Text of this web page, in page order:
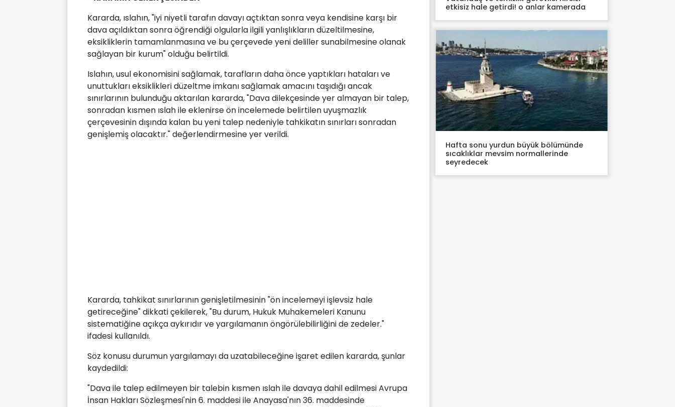
Kararda, ıslahın, "iyi niyetli tarafın davayı açtıktan sonra veya kendisine karşı bir
dava açıldıktan sonra öğrendiği olgularla ilgili yanlışlıkların düzeltilmesine,
eksikliklerin tamamlanmasına ve bu çerçevede yeni deliller sunabilmesine olanak
sağlayan bir kurum" olduğu belirtildi.
Islahın, usul ekonomisini sağlamak, tarafların daha önce yaptıkları hataları ve
unuttukları eksiklikleri düzeltme imkanı sağlamak amacını taşıdığı ancak
sınırlarının bulunduğu aktarılan kararda, "Dava dilekçesinde yer almayan bir talep,
sonradan kısmen ıslah ile eklenirse ön incelemede belirtilen uyuşmazlık
çerçevesinin dışında kalan bu yeni talep nedeniyle tahkikatın sınırları sonradan
genişlemiş olacaktır." değerlendirmesine yer verildi.
Kararda, tahkikat sınırlarının genişletilmesinin "ön incelemeyi işlevsiz hale
getireceğine" dikkati çekilerek, "Bu durum, Hukuk Muhakemeleri Kanunu
sistematiğine açıkça aykırıdır ve yargılamanın öngörülebilirliğini de zedeler."
ifadesi kullanıldı.
Söz konusu durumun yargılamayı da uzatabileceğine işaret edilen kararda, şunlar
kaydedildi:
"Dava ile talep edilmeyen bir talebin kısmen ıslah ile davaya dahil edilmesi Avrupa
İnsan Hakları Sözleşmesi'nin 6. maddesi ile Anayasa'nın 36. maddesinde
etkisiz hale getirdi! o anlar kamerada
Hafta sonu yurdun büyük bölümünde
sıcaklıklar mevsim normallerinde
seyredecek